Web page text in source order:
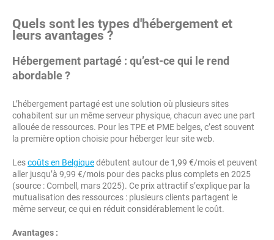
Quels sont les types d'hébergement et
leurs avantages ?
Hébergement partagé : qu’est-ce qui le rend
abordable ?
L’hébergement partagé est une solution où plusieurs sites
cohabitent sur un même serveur physique, chacun avec une part
allouée de ressources. Pour les TPE et PME belges, c’est souvent
la première option choisie pour héberger leur site web.
Lescoûts en Belgiquedébutent autour de 1,99 €/mois et peuvent
aller jusqu’à 9,99 €/mois pour des packs plus complets en 2025
(source : Combell, mars 2025). Ce prix attractif s’explique par la
mutualisation des ressources : plusieurs clients partagent le
même serveur, ce qui en réduit considérablement le coût.
Avantages :